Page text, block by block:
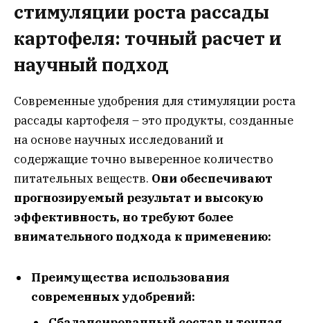
стимуляции роста рассады
картофеля: точный расчет и
научный подход
Современные удобрения для стимуляции роста
рассады картофеля – это продукты, созданные
на основе научных исследований и
содержащие точно выверенное количество
питательных веществ. Они обеспечивают
прогнозируемый результат и высокую
эффективность, но требуют более
внимательного подхода к применению:
Преимущества использования
современных удобрений: